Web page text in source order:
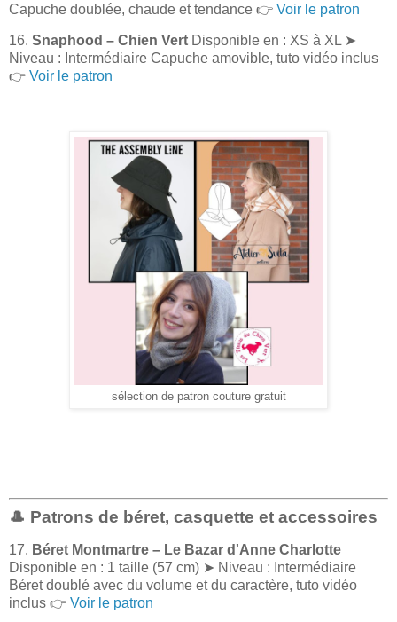
Capuche doublée, chaude et tendance 👉 Voir le patron
16. Snaphood – Chien Vert Disponible en : XS à XL ➤
Niveau : Intermédiaire Capuche amovible, tuto vidéo inclus
👉 Voir le patron
sélection de patron couture gratuit
🎩 Patrons de béret, casquette et accessoires
17. Béret Montmartre – Le Bazar d'Anne Charlotte
Disponible en : 1 taille (57 cm) ➤ Niveau : Intermédiaire
Béret doublé avec du volume et du caractère, tuto vidéo
inclus 👉 Voir le patron